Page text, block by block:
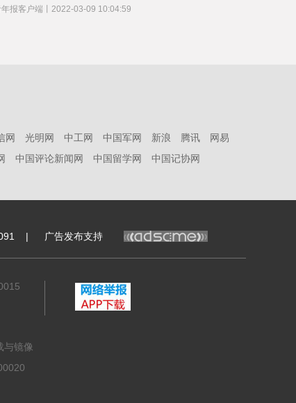
报客户端 2022-03-09 10:04:59
网 光明网 中工网 中国军网 新浪 腾讯
网易
中国评论新闻网 中国留学网 中国记协网
| 广告发布支持
与镜像